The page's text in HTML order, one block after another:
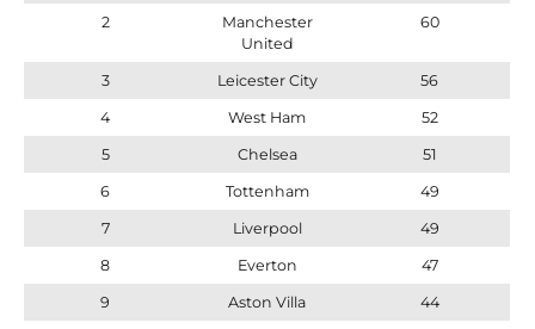
2
Manchester
United
60
3 Leicester City 56
4 West Ham 52
5 Chelsea 51
6 Tottenham 49
7 Liverpool 49
8 Everton 47
9 Aston Villa 44